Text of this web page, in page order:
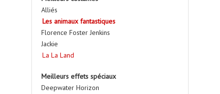
Alliés
Les animaux fantastiques
Florence Foster Jenkins
Jackie
La La Land
Meilleurs effets spéciaux
Deepwater Horizon